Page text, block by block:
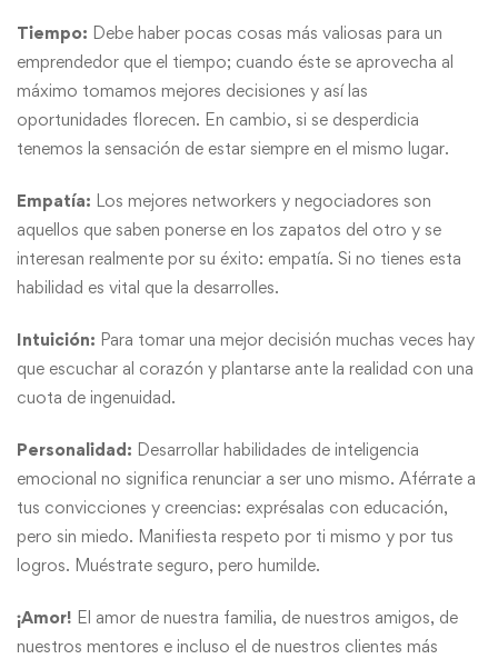
Tiempo: Debe haber pocas cosas más valiosas para un
emprendedor que el tiempo; cuando éste se aprovecha al
máximo tomamos mejores decisiones y así las
oportunidades florecen. En cambio, si se desperdicia
tenemos la sensación de estar siempre en el mismo lugar.
Empatía: Los mejores networkers y negociadores son
aquellos que saben ponerse en los zapatos del otro y se
interesan realmente por su éxito: empatía. Si no tienes esta
habilidad es vital que la desarrolles.
Intuición: Para tomar una mejor decisión muchas veces hay
que escuchar al corazón y plantarse ante la realidad con una
cuota de ingenuidad.
Personalidad: Desarrollar habilidades de inteligencia
emocional no significa renunciar a ser uno mismo. Aférrate a
tus convicciones y creencias: exprésalas con educación,
pero sin miedo. Manifiesta respeto por ti mismo y por tus
logros. Muéstrate seguro, pero humilde.
¡Amor! El amor de nuestra familia, de nuestros amigos, de
nuestros mentores e incluso el de nuestros clientes más